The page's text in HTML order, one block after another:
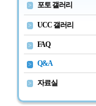
> 포토 갤러리
> UCC 갤러리
> FAQ
> Q&A
> 자료실